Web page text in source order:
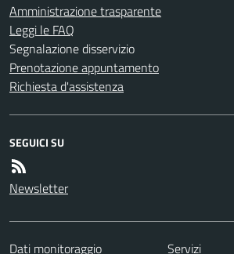
Amministrazione trasparente
Leggi le FAQ
Segnalazione disservizio
Prenotazione appuntamento
Richiesta d'assistenza
SEGUICI SU
Newsletter
Dati monitoraggio Servizi